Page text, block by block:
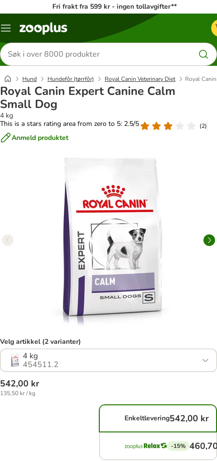
Fri frakt fra 599 kr - ingen tollavgifter**
Katalogmeny
Søk
etter
produkter
Hund Hundefôr (tørrfôr) Royal Canin Veterinary Diet Royal
Royal Canin Expert Canine Calm
Small Dog
4 kg
This is a stars rating area from zero to 5: 2.5/5
(2)
Anmeld produktet
Velg artikkel (2 varianter)
4 kg
454511.2
542,00 kr
135,50 kr / kg
Enkeltlevering542,00 kr
-15%